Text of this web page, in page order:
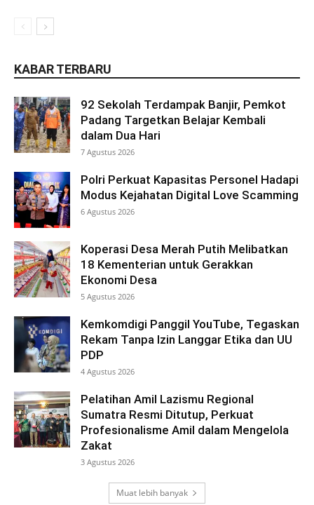
KABAR TERBARU
92 Sekolah Terdampak Banjir, Pemkot
Padang Targetkan Belajar Kembali
dalam Dua Hari
7 Agustus 2026
Polri Perkuat Kapasitas Personel Hadapi
Modus Kejahatan Digital Love Scamming
6 Agustus 2026
Koperasi Desa Merah Putih Melibatkan
18 Kementerian untuk Gerakkan
Ekonomi Desa
5 Agustus 2026
Kemkomdigi Panggil YouTube, Tegaskan
Rekam Tanpa Izin Langgar Etika dan UU
PDP
4 Agustus 2026
Pelatihan Amil Lazismu Regional
Sumatra Resmi Ditutup, Perkuat
Profesionalisme Amil dalam Mengelola
Zakat
3 Agustus 2026
Muat lebih banyak